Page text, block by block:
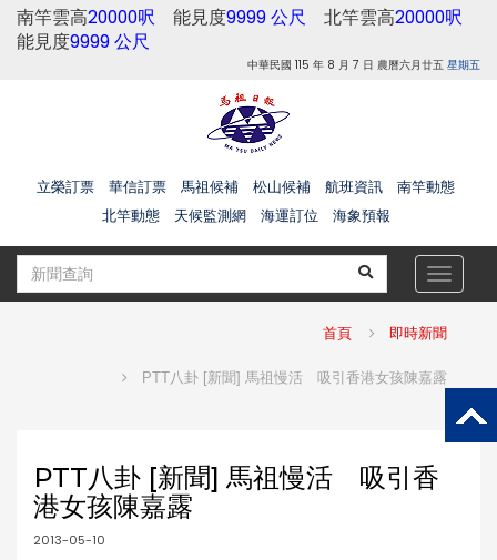
南竿雲高20000呎 能見度9999 公尺 北竿雲高20000呎
能見度9999 公尺
中華民國 115 年 8 月 7 日 農曆六月廿五 星期五
立榮訂票 華信訂票 馬祖候補 松山候補 航班資訊
南竿動態
北竿動態
天候監測網 海運訂位 海象預報
Toggle
首頁 即時新聞
PTT八卦 [新聞] 馬祖慢活 吸引香港女孩陳嘉露
PTT八卦 [新聞] 馬祖慢活 吸引香
港女孩陳嘉露
2013-05-10